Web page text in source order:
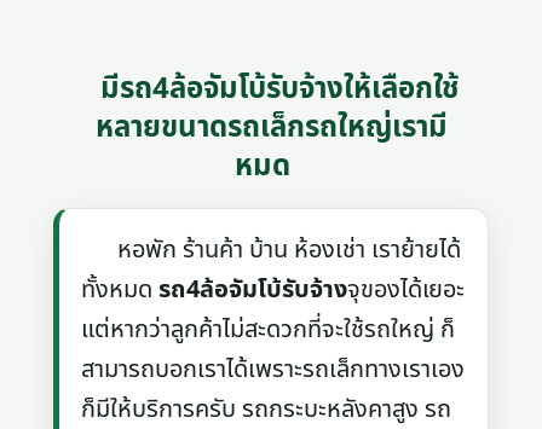
มีรถ4ล้อจัมโบ้รับจ้างให้เลือกใช้
หลายขนาดรถเล็กรถใหญ่เรามี
หมด
หอพัก ร้านค้า บ้าน ห้องเช่า เราย้ายได้
ทั้งหมดรถ4ล้อจัมโบ้รับจ้างจุของได้เยอะ
แต่หากว่าลูกค้าไม่สะดวกที่จะใช้รถใหญ่ ก็
สามารถบอกเราได้เพราะรถเล็กทางเราเอง
ก็มีให้บริการครับ รถกระบะหลังคาสูง รถ